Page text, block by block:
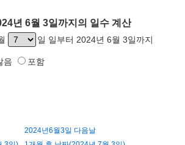
년 6월 3일까지의 일수 계산
일 일부터 2024년 6월 3일까지
음 포함
2024년6월3일 다음날